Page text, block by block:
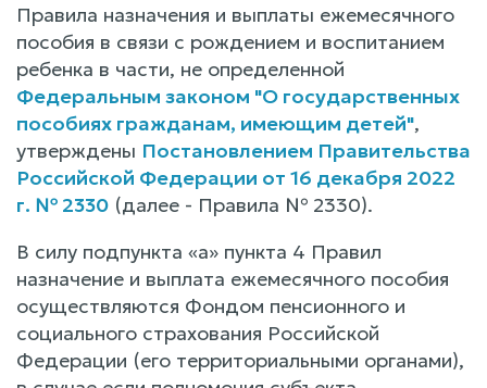
Правила назначения и выплаты ежемесячного
пособия в связи с рождением и воспитанием
ребенка в части, не определенной
Федеральным законом "О государственных
пособиях гражданам, имеющим детей",
утверждены Постановлением Правительства
Российской Федерации от 16 декабря 2022
г. № 2330 (далее - Правила № 2330).
В силу подпункта «а» пункта 4 Правил
назначение и выплата ежемесячного пособия
осуществляются Фондом пенсионного и
социального страхования Российской
Федерации (его территориальными органами),